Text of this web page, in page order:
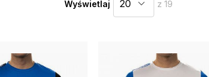
Wyświetlaj z 19